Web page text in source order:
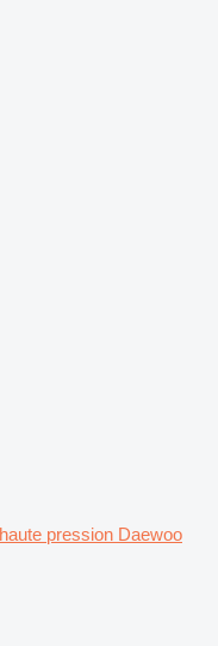
pression Daewoo